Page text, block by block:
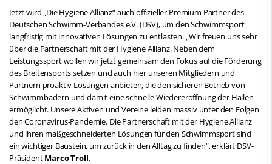
Jetzt wird „Die Hygiene Allianz“ auch offizieller Premium Partner des
Deutschen Schwimm-Verbandes e.V. (DSV), um den Schwimmsport
langfristig mit innovativen Lösungen zu entlasten. „Wir freuen uns sehr
über die Partnerschaft mit der Hygiene Allianz. Neben dem
Leistungssport wollen wir jetzt gemeinsam den Fokus auf die Förderung
des Breitensports setzen und auch hier unseren Mitgliedern und
Partnern proaktiv Lösungen anbieten, die den sicheren Betrieb von
Schwimmbädern und damit eine schnelle Wiedereröffnung der Hallen
ermöglicht. Unsere Aktiven und Vereine leiden massiv unter den Folgen
den Coronavirus-Pandemie. Die Partnerschaft mit der Hygiene Allianz
und ihren maßgeschneiderten Lösungen für den Schwimmsport sind
ein wichtiger Baustein, um zurück in den Alltag zu finden“, erklärt DSV-
PräsidentMarco Troll.